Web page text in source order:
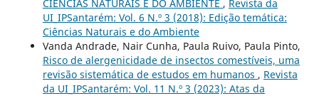
CIÊNCIAS NATURAIS E DO AMBIENTE , Revista da
UI_IPSantarém: Vol. 6 N.º 3 (2018): Edição temática:
Ciências Naturais e do Ambiente
Vanda Andrade, Nair Cunha, Paula Ruivo, Paula Pinto,
Risco de alergenicidade de insectos comestíveis, uma
revisão sistemática de estudos em humanos , Revista
da UI_IPSantarém: Vol. 11 N.º 3 (2023): Atas da